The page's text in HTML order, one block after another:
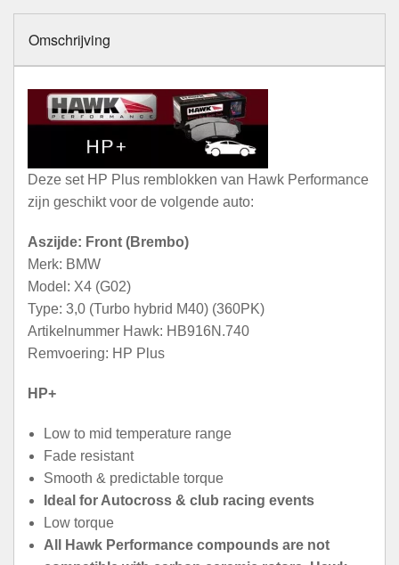
Omschrijving
Deze set HP Plus remblokken van Hawk Performance
zijn geschikt voor de volgende auto:
Aszijde: Front (Brembo)
Merk: BMW
Model: X4 (G02)
Type: 3,0 (Turbo hybrid M40) (360PK)
Artikelnummer Hawk: HB916N.740
Remvoering: HP Plus
HP+
Low to mid temperature range
Fade resistant
Smooth & predictable torque
Ideal for Autocross & club racing events
Low torque
All Hawk Performance compounds are not